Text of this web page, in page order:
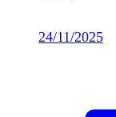
24/11/2025